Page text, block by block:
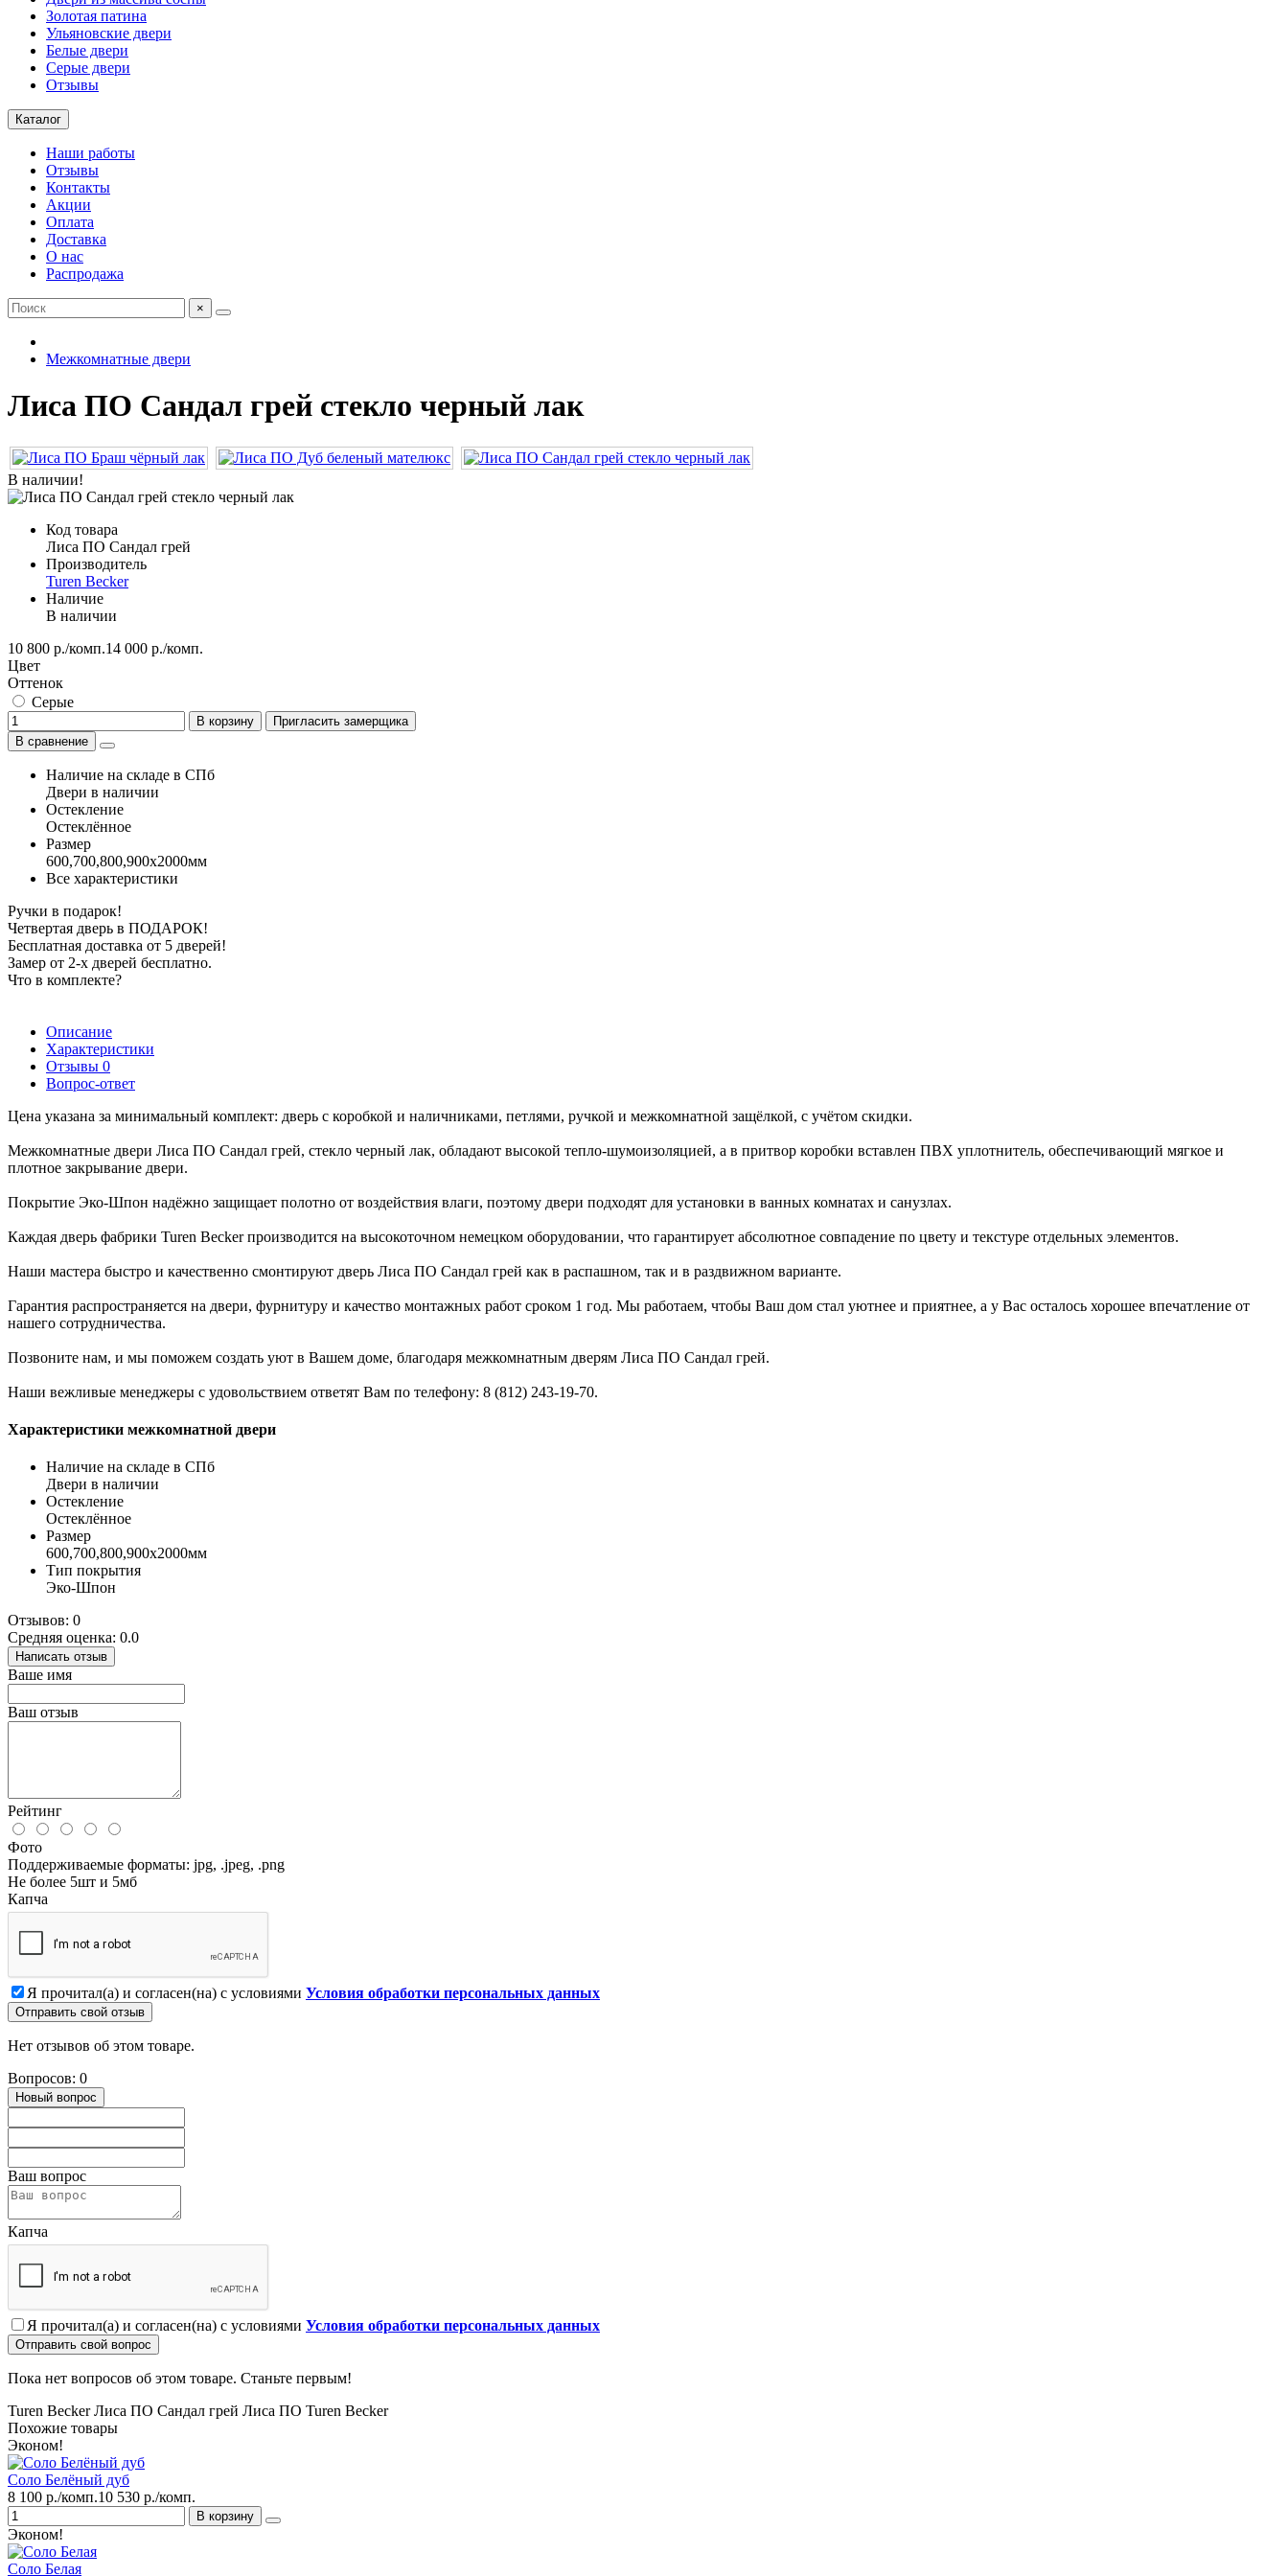
Золотая патина
Ульяновские двери
Белые двери
Серые двери
Отзывы
Каталог
Наши работы
Отзывы
Контакты
Акции
Оплата
Доставка
О нас
Распродажа
×
Межкомнатные двери
Лиса ПО Сандал грей стекло черный лак
В наличии!
Код товара
Лиса ПО Сандал грей
Производитель
Turen Becker
Наличие
В наличии
10 800 р./комп.14 000 р./комп.
Цвет
Оттенок
Серые
В корзину
Пригласить замерщика
В сравнение
Наличие на складе в СПб
Двери в наличии
Остекление
Остеклённое
Размер
600,700,800,900х2000мм
Все характеристики
Ручки в подарок!
Четвертая дверь в ПОДАРОК!
Бесплатная доставка от 5 дверей!
Замер от 2-х дверей бесплатно.
Что в комплекте?
Описание
Характеристики
Отзывы 0
Вопрос-ответ
Цена указана за минимальный комплект: дверь с коробкой и наличниками, петлями, ручкой и межкомнатной защёлкой, с учётом скидки.
Межкомнатные двери Лиса ПО Сандал грей, стекло черный лак, обладают высокой тепло-шумоизоляцией, а в притвор коробки вставлен ПВХ уплотнитель, обеспечивающий мягкое и
плотное закрывание двери.
Покрытие Эко-Шпон надёжно защищает полотно от воздействия влаги, поэтому двери подходят для установки в ванных комнатах и санузлах.
Каждая дверь фабрики Turen Becker производится на высокоточном немецком оборудовании, что гарантирует абсолютное совпадение по цвету и текстуре отдельных элементов.
Наши мастера быстро и качественно смонтируют дверь Лиса ПО Сандал грей как в распашном, так и в раздвижном варианте.
Гарантия распространяется на двери, фурнитуру и качество монтажных работ сроком 1 год. Мы работаем, чтобы Ваш дом стал уютнее и приятнее, а у Вас осталось хорошее впечатление от
нашего сотрудничества.
Позвоните нам, и мы поможем создать уют в Вашем доме, благодаря межкомнатным дверям Лиса ПО Сандал грей.
Наши вежливые менеджеры с удовольствием ответят Вам по телефону: 8 (812) 243-19-70.
Характеристики межкомнатной двери
Наличие на складе в СПб
Двери в наличии
Остекление
Остеклённое
Размер
600,700,800,900х2000мм
Тип покрытия
Эко-Шпон
Отзывов: 0
Средняя оценка: 0.0
Написать отзыв
Ваше имя
Ваш отзыв
Рейтинг
Фото
Поддерживаемые форматы: jpg, .jpeg, .png
Не более 5шт и 5мб
Капча
Я прочитал(а) и согласен(на) с условиями Условия обработки персональных данных
Отправить свой отзыв
Нет отзывов об этом товаре.
Вопросов: 0
Новый вопрос
Ваш вопрос
Капча
Я прочитал(а) и согласен(на) с условиями Условия обработки персональных данных
Отправить свой вопрос
Пока нет вопросов об этом товаре. Станьте первым!
Turen Becker Лиса ПО Сандал грей Лиса ПО Turen Becker
Похожие товары
Эконом!
Соло Белёный дуб
8 100 р./комп.10 530 р./комп.
В корзину
Эконом!
Соло Белая